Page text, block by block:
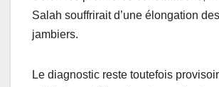
Salah souffrirait d’une élongation
jambiers.
Le diagnostic reste toutefois